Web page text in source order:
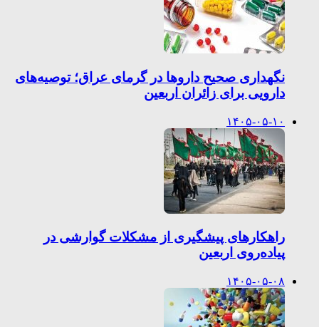
نگهداری صحیح داروها در گرمای عراق؛ توصیه‌های
دارویی برای زائران اربعین
۱۴۰۵-۰۵-۱۰
راهکارهای پیشگیری از مشکلات گوارشی در
پیاده‌روی اربعین
۱۴۰۵-۰۵-۰۸